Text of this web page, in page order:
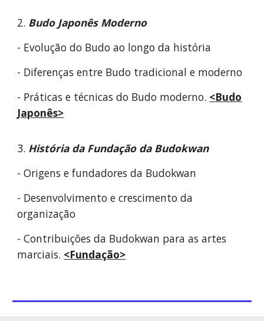
2. Budo Japonês Moderno
- Evolução do Budo ao longo da história
- Diferenças entre Budo tradicional e moderno
- Práticas e técnicas do Budo moderno. <Budo
Japonês>
3. História da Fundação da Budokwan
- Origens e fundadores da Budokwan
- Desenvolvimento e crescimento da
organização
- Contribuições da Budokwan para as artes
marciais. <Fundação>